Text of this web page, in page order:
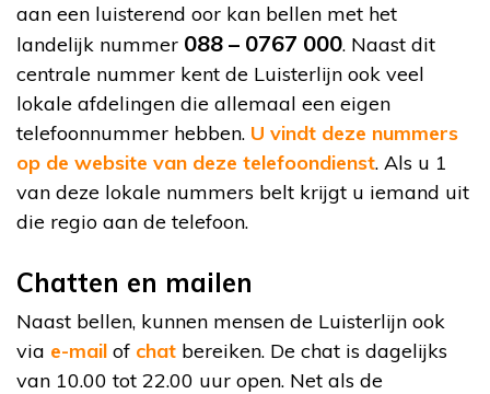
aan een luisterend oor kan bellen met het
landelijk nummer 088 – 0767 000. Naast dit
centrale nummer kent de Luisterlijn ook veel
lokale afdelingen die allemaal een eigen
telefoonnummer hebben. U vindt deze nummers
op de website van deze telefoondienst. Als u 1
van deze lokale nummers belt krijgt u iemand uit
die regio aan de telefoon.
Chatten en mailen
Naast bellen, kunnen mensen de Luisterlijn ook
via e-mail of chat bereiken. De chat is dagelijks
van 10.00 tot 22.00 uur open. Net als de